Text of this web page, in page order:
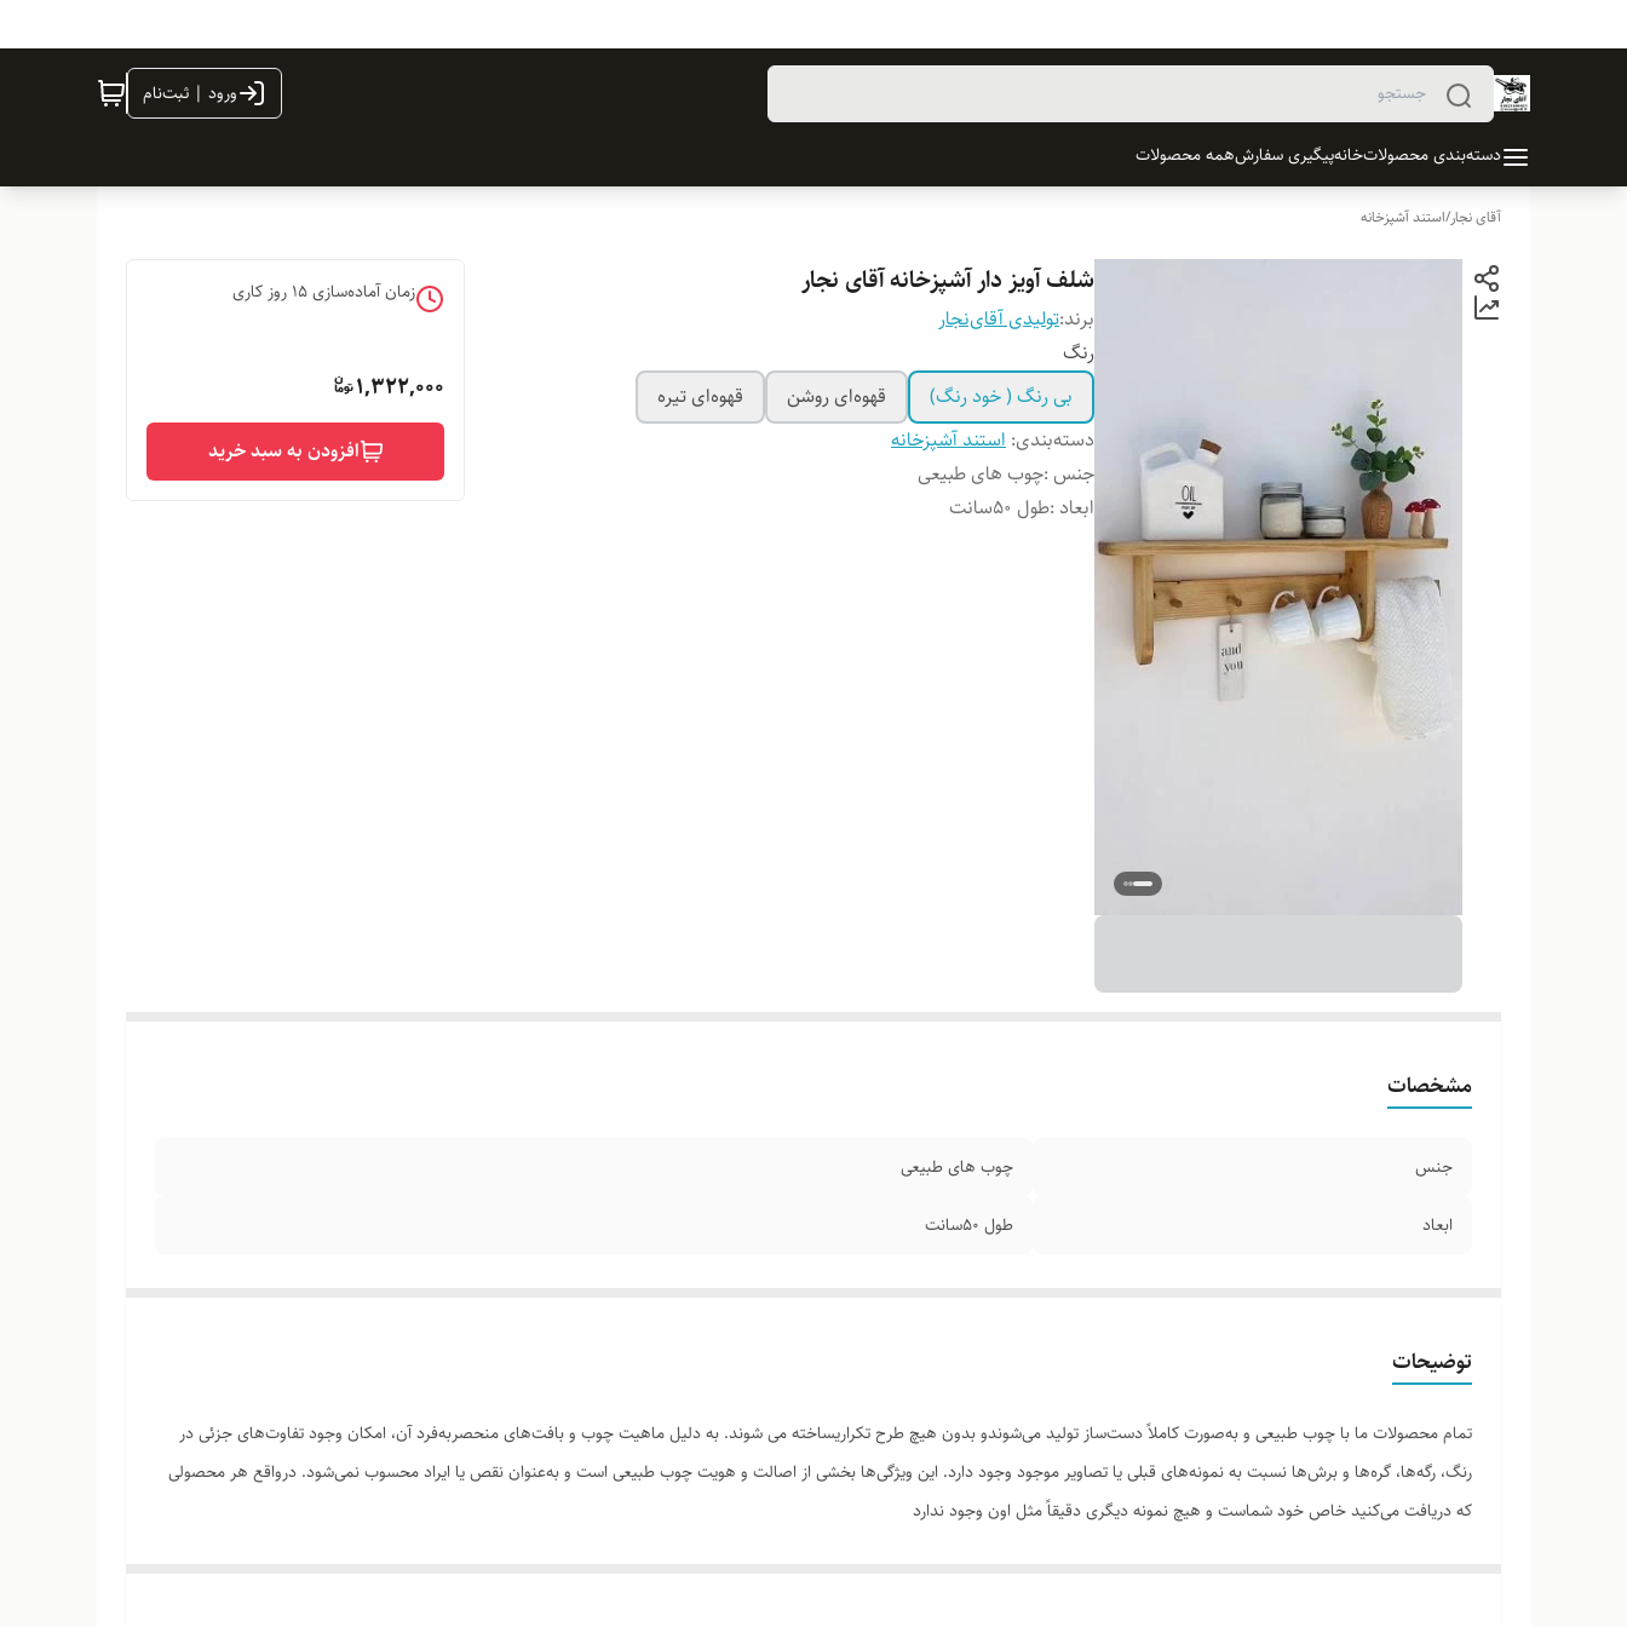
ورود | ثبت‌نام
دسته‌بندی محصولاتخانهپیگیری سفارشهمه محصولات
آقای نجار/استند آشپزخانه
شلف آویز دار آشپزخانه آقای نجار
برند:تولیدی آقای‌نجار
رنگ
بی رنگ ( خود رنگ)
قهوه‌ای روشن
قهوه‌ای تیره
دسته‌بندی: استند آشپزخانه
جنس :چوب های طبیعی
ابعاد :طول ۵۰سانت
زمان آماده‌سازی15 روز کاری
1,322,000
افزودن به سبد خرید
مشخصات
جنس چوب های طبیعی
ابعاد طول ۵۰سانت
توضیحات
تمام محصولات ما با چوب طبیعی و به‌صورت کاملاً دست‌ساز تولید می‌شوندو بدون هیچ طرح تکراریساخته می شوند. به دلیل ماهیت چوب و بافت‌های منحصر‌به‌فرد آن، امکان وجود تفاوت‌های جزئی در
رنگ، رگه‌ها، گره‌ها و برش‌ها نسبت به نمونه‌های قبلی یا تصاویر موجود وجود دارد. این ویژگی‌ها بخشی از اصالت و هویت چوب طبیعی است و به‌عنوان نقص یا ایراد محسوب نمی‌شود. درواقع هر محصولی
که دریافت می‌کنید خاص خود شماست و هیچ نمونه دیگری دقیقاً مثل اون وجود ندارد